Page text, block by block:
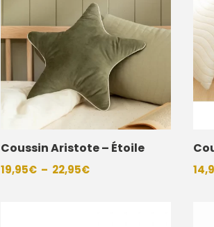
Coussin Aristote – Étoile
19,95€ – 22,95€Plage